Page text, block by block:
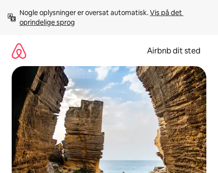
videre
Nogle oplysninger er oversat automatisk. Vis på det
oprindelige sprog
Airbnb dit sted